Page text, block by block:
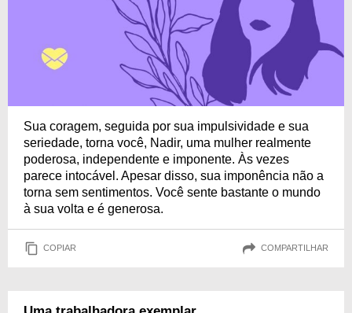
Sua coragem, seguida por sua impulsividade e sua
seriedade, torna você, Nadir, uma mulher realmente
poderosa, independente e imponente. Às vezes
parece intocável. Apesar disso, sua imponência não a
torna sem sentimentos. Você sente bastante o mundo
à sua volta e é generosa.
COPIAR COMPARTILHAR